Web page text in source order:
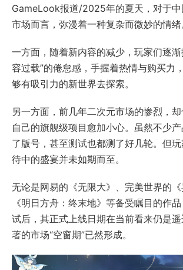
GameLook报道/2025年的夏天，对于
市场而言，弥漫着一种复杂而微妙的情绪
一方面，随着新内容的减少，玩家们逐
容过载”的倦怠感，手握着热情与购买力
够有吸引力的新世界去探索。
另一方面，前几年二次元市场的惨烈，
自己的旗舰级项目愈加小心。虽然不少
了版号，甚至测试也都测了好几轮。但
待中的盛宴并未如期而至。
无论是网易的《无限大》、完美世界的
《明日方舟：终末地》等备受瞩目的作
试后，其正式上线日期在当前看来仍是
著的市场“空窗期”已然形成。